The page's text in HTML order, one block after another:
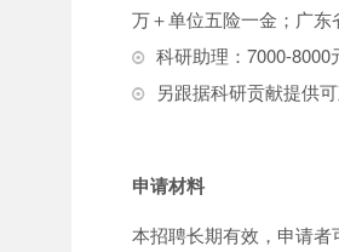
万＋单位五险一金；广东
科研助理：7000-8000
另跟据科研贡献提供
申请材料
本招聘长期有效，申请